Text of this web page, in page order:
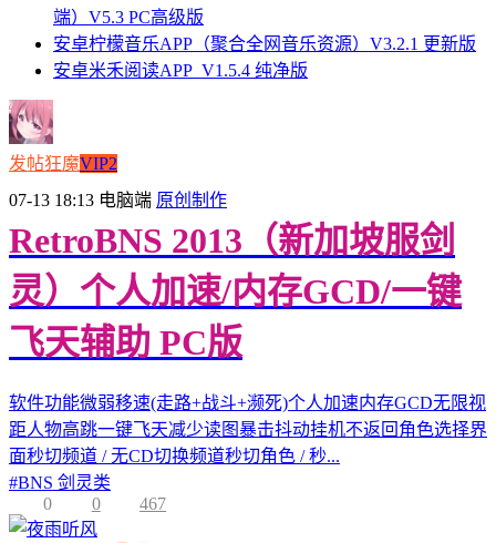
端）V5.3 PC高级版
安卓柠檬音乐APP（聚合全网音乐资源）V3.2.1 更新版
安卓米禾阅读APP_V1.5.4 纯净版
发帖狂魔VIP2
07-13 18:13 电脑端 原创制作
RetroBNS 2013（新加坡服剑
灵）个人加速/内存GCD/一键
飞天辅助 PC版
软件功能微弱移速(走路+战斗+濒死)个人加速内存GCD无限视
距人物高跳一键飞天减少读图暴击抖动挂机不返回角色选择界
面秒切频道 / 无CD切换频道秒切角色 / 秒...
#BNS 剑灵类
0
0 467